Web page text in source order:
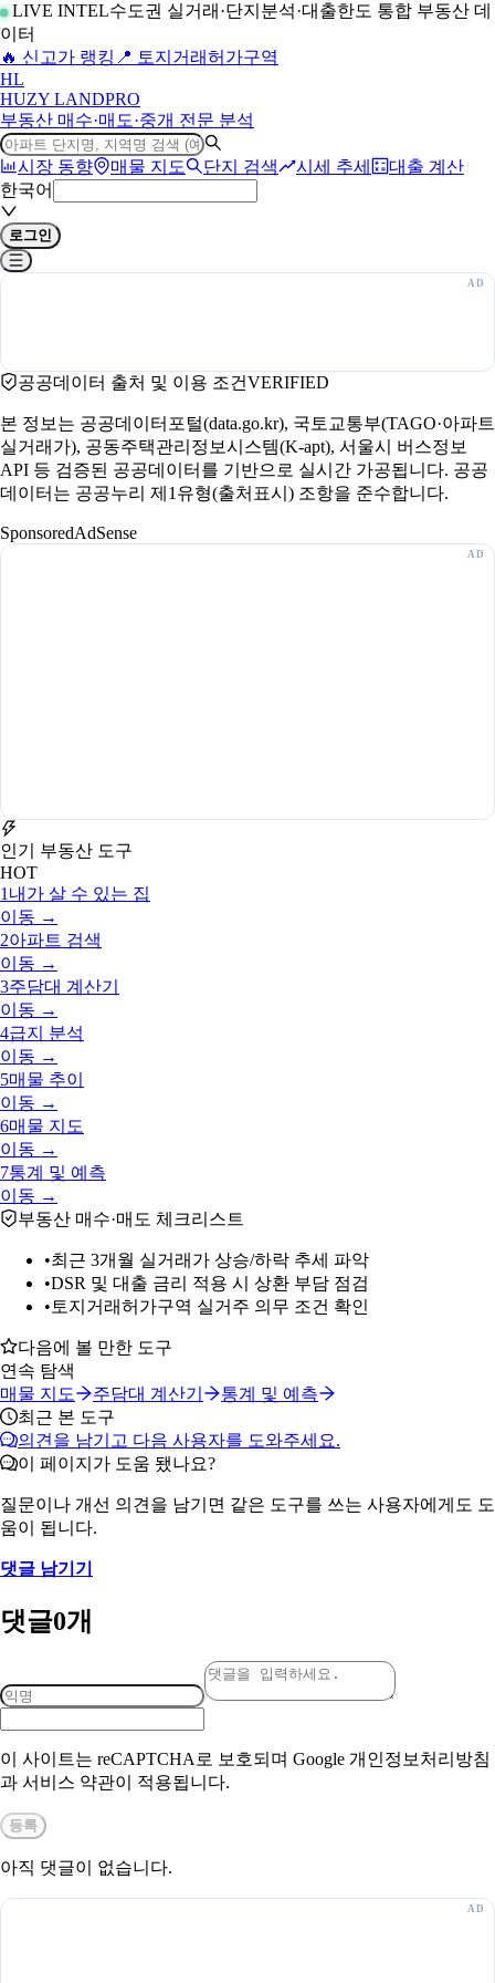
LIVE INTEL수도권 실거래·단지분석·대출한도 통합 부동산 데
이터
🔥 신고가 랭킹 📍 토지거래허가구역
HL
HUZY LANDPRO
부동산 매수·매도·중개 전문 분석
시장 동향 매물 지도 단지 검색 시세 추세
대출 계산
한국어
로그인
공공데이터 출처 및 이용 조건VERIFIED
본 정보는 공공데이터포털(data.go.kr), 국토교통부(TAGO·아파트
실거래가), 공동주택관리정보시스템(K-apt), 서울시 버스정보
API 등 검증된 공공데이터를 기반으로 실시간 가공됩니다. 공공
데이터는 공공누리 제1유형(출처표시) 조항을 준수합니다.
SponsoredAdSense
인기 부동산 도구
HOT
1 내가 살 수 있는 집
이동 →
2아파트 검색
이동 →
3주담대 계산기
이동 →
4급지 분석
이동 →
5매물 추이
이동 →
6매물 지도
이동 →
7통계 및 예측
이동 →
부동산 매수·매도 체크리스트
•최근 3개월 실거래가 상승/하락 추세 파악
•DSR 및 대출 금리 적용 시 상환 부담 점검
• 토지거래허가구역 실거주 의무 조건 확인
다음에 볼 만한 도구
연속 탐색
매물 지도
주담대 계산기
통계 및 예측
최근 본 도구
의견을 남기고 다음 사용자를 도와주세요.
이 페이지가 도움 됐나요?
질문이나 개선 의견을 남기면 같은 도구를 쓰는 사용자에게도 도
움이 됩니다.
댓글 남기기
댓글0개
이 사이트는 reCAPTCHA로 보호되며 Google 개인정보처리방침
과 서비스 약관이 적용됩니다.
등록
아직 댓글이 없습니다.